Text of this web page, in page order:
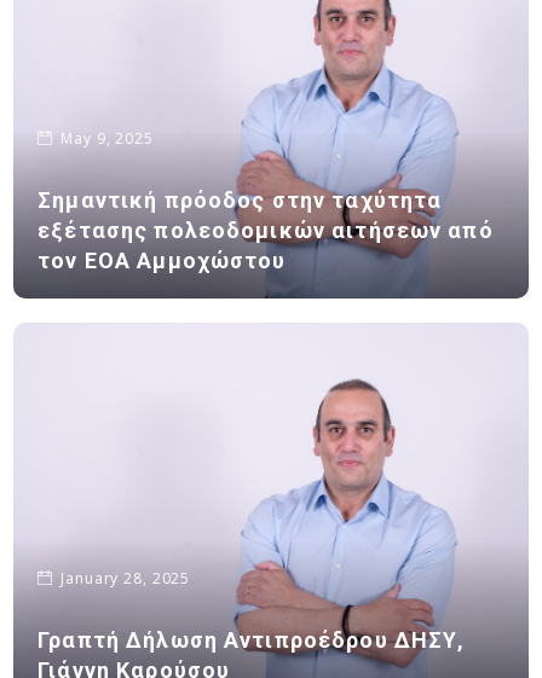
May 9, 2025
Σημαντική πρόοδος στην ταχύτητα
εξέτασης πολεοδομικών αιτήσεων από
τον ΕΟΑ Αμμοχώστου
January 28, 2025
Γραπτή Δήλωση Αντιπροέδρου ΔΗΣΥ,
Γιάννη Καρούσου